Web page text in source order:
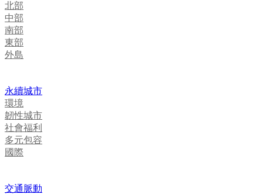
北部
中部
南部
東部
外島
永續城市
環境
韌性城市
社會福利
多元包容
國際
交通脈動